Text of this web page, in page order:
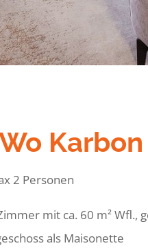
Karbon
2 Personen
mit ca. 60 m² Wfl.,
als Maisonette